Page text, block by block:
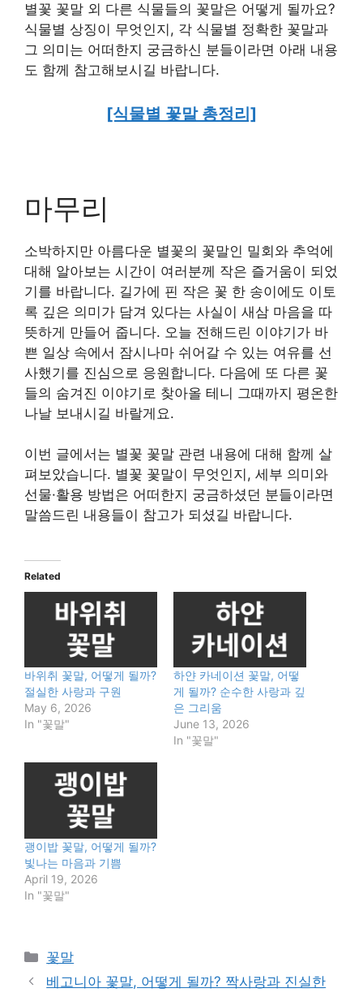
별꽃 꽃말 외 다른 식물들의 꽃말은 어떻게 될까요?
식물별 상징이 무엇인지, 각 식물별 정확한 꽃말과
그 의미는 어떠한지 궁금하신 분들이라면 아래 내용
도 함께 참고해보시길 바랍니다.
[식물별 꽃말 총정리]
마무리
소박하지만 아름다운 별꽃의 꽃말인 밀회와 추억에
대해 알아보는 시간이 여러분께 작은 즐거움이 되었
기를 바랍니다. 길가에 핀 작은 꽃 한 송이에도 이토
록 깊은 의미가 담겨 있다는 사실이 새삼 마음을 따
뜻하게 만들어 줍니다. 오늘 전해드린 이야기가 바
쁜 일상 속에서 잠시나마 쉬어갈 수 있는 여유를 선
사했기를 진심으로 응원합니다. 다음에 또 다른 꽃
들의 숨겨진 이야기로 찾아올 테니 그때까지 평온한
나날 보내시길 바랄게요.
이번 글에서는 별꽃 꽃말 관련 내용에 대해 함께 살
펴보았습니다. 별꽃 꽃말이 무엇인지, 세부 의미와
선물·활용 방법은 어떠한지 궁금하셨던 분들이라면
말씀드린 내용들이 참고가 되셨길 바랍니다.
Related
바위취 꽃말, 어떻게 될까?
절실한 사랑과 구원
May 6, 2026
In "꽃말"
하얀 카네이션 꽃말, 어떻
게 될까? 순수한 사랑과 깊
은 그리움
June 13, 2026
In "꽃말"
괭이밥 꽃말, 어떻게 될까?
빛나는 마음과 기쁨
April 19, 2026
In "꽃말"
Categories
꽃말
베고니아 꽃말, 어떻게 될까? 짝사랑과 진실한